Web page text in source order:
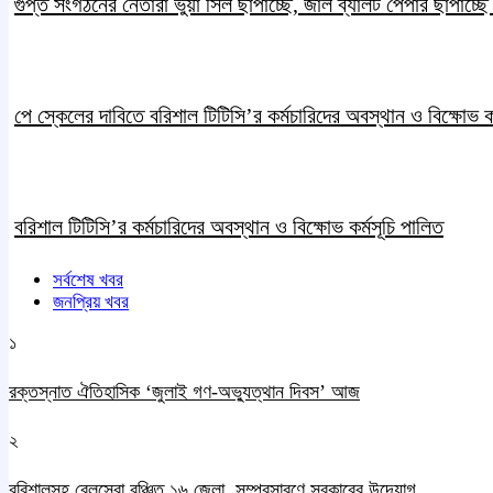
পে স্কেলের দাবিতে বরিশাল টিটিসি’র কর্মচারিদের অবস্থান ও বিক্ষোভ
বরিশাল টিটিসি’র কর্মচারিদের অবস্থান ও বিক্ষোভ কর্মসূচি পালিত
সর্বশেষ খবর
জনপ্রিয় খবর
১
রক্তস্নাত ঐতিহাসিক ‌‘জুলাই গণ-অভ্যুত্থান দিবস’ আজ
২